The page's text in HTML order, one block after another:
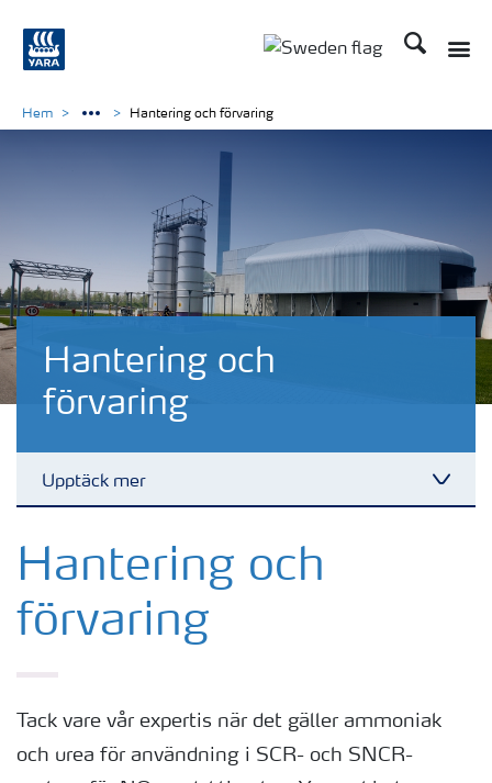
Sök
Hantering och
förvaring
Upptäck mer
Vattenfri ammoniak
Ammoniaklösning
Hem Hantering och förvaring
Hantering och
förvaring
Tack vare vår expertis när det gäller ammoniak
och urea för användning i SCR- och SNCR-